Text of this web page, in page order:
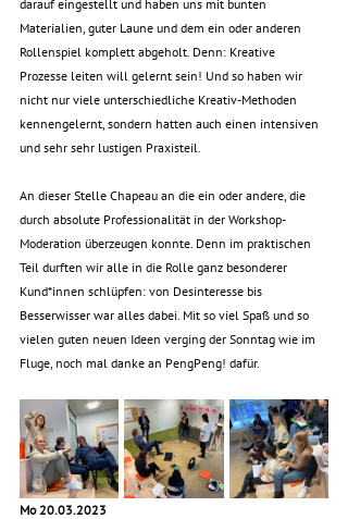
darauf eingestellt und haben uns mit bunten
Materialien, guter Laune und dem ein oder anderen
Rollenspiel komplett abgeholt. Denn: Kreative
Prozesse leiten will gelernt sein! Und so haben wir
nicht nur viele unterschiedliche Kreativ-Methoden
kennengelernt, sondern hatten auch einen intensiven
und sehr sehr lustigen Praxisteil.
An dieser Stelle Chapeau an die ein oder andere, die
durch absolute Professionalität in der Workshop-
Moderation überzeugen konnte. Denn im praktischen
Teil durften wir alle in die Rolle ganz besonderer
Kund*innen schlüpfen: von Desinteresse bis
Besserwisser war alles dabei. Mit so viel Spaß und so
vielen guten neuen Ideen verging der Sonntag wie im
Fluge, noch mal danke an PengPeng! dafür.
Mo 20.03.2023